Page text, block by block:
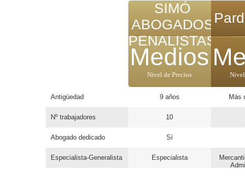
Antigüedad
Nº trabajadores
Abogado dedicado
Especialista-Generalista
SIMÓ
ABOGADOS
PENALISTAS
Medios
Nivel de Precios
9 años
10
Sí
Especialista
Nivel
Más